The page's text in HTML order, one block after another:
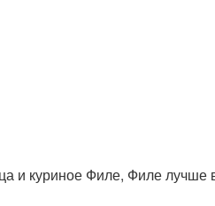
и куриное Филе, Филе лучше